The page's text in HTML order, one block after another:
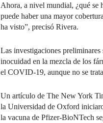
Ahora, a nivel mundial, ¿qué se
puede haber una mayor
ha visto”, precisó Rivera.
Las investigaciones
inocuidad en la mezcla de los
el COVID-19, aunque no se
Un artículo de The New York
la Universidad de Oxford
la vacuna de Pfizer-BioNTech